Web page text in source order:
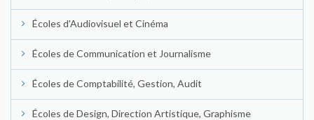
Écoles d'Audiovisuel et Cinéma
Écoles de Communication et Journalisme
Écoles de Comptabilité, Gestion, Audit
Écoles de Design, Direction Artistique, Graphisme